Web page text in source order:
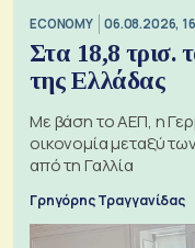
ECONOMY 06.08.2026,
Στα 18,8
της Ελλάδας
Με βάση το ΑΕΠ, η
οικονομία μεταξύ
από τη Γαλλία
Γρηγόρης Τραγγανίδας